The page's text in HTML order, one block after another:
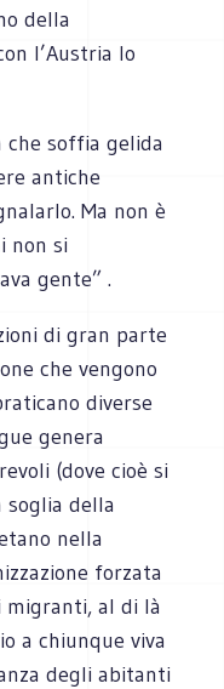
della
l’Austria lo
che soffia gelida
antiche
Ma non è
non si
gente” .
di gran parte
che vengono
diverse
genera
(dove cioè si
della
nella
forzata
migranti, al di là
a chiunque viva
degli abitanti